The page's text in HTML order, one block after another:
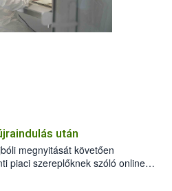
után
megnyitását követően
piaci szereplőknek szóló online